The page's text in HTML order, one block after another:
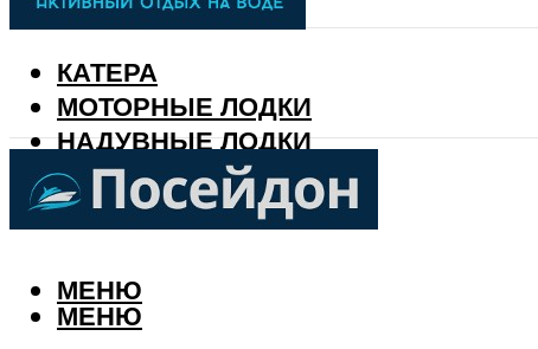
КАТЕРА
МОТОРНЫЕ ЛОДКИ
НАДУВНЫЕ ЛОДКИ
РЫБАЛКА
КАЛЕНДАРЬ РЫБАКА
МЕНЮ
МЕНЮ